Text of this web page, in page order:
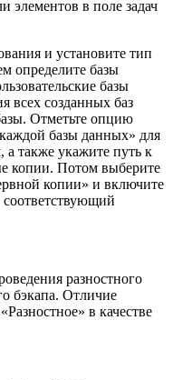
элементов в поле задач
и установите тип
определите базы
базы
всех созданных баз
Отметьте опцию
базы данных» для
а также укажите путь к
копии. Потом выберите
копии» и включите
разностного
бэкапа. Отличие
в качестве